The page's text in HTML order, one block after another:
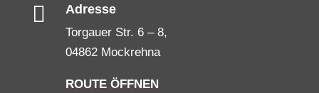
 Adresse
Torgauer Str. 6 – 8,
04862 Mockrehna
ROUTE ÖFFNEN